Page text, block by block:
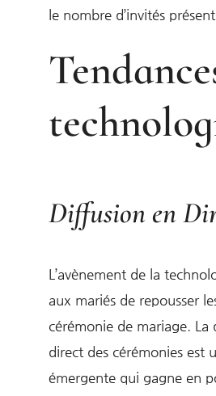
le nombre d’invités
Diffusion en
L’avènement de la
aux mariés de repousser
cérémonie de mariage. La
direct des cérémonies est
émergente qui gagne en